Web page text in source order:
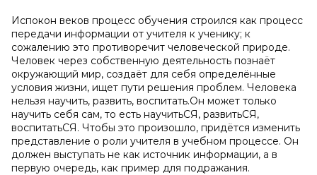
Испокон веков процесс обучения строился как процесс
передачи информации от учителя к ученику; к
сожалению это противоречит человеческой природе.
Человек через собственную деятельность познаёт
окружающий мир, создаёт для себя определённые
условия жизни, ищет пути решения проблем. Человека
нельзя научить, развить, воспитать.Он может только
научить себя сам, то есть научитьСЯ, развитьСЯ,
воспитатьСЯ. Чтобы это произошло, придётся изменить
представление о роли учителя в учебном процессе. Он
должен выступать не как источник информации, а в
первую очередь, как пример для подражания.